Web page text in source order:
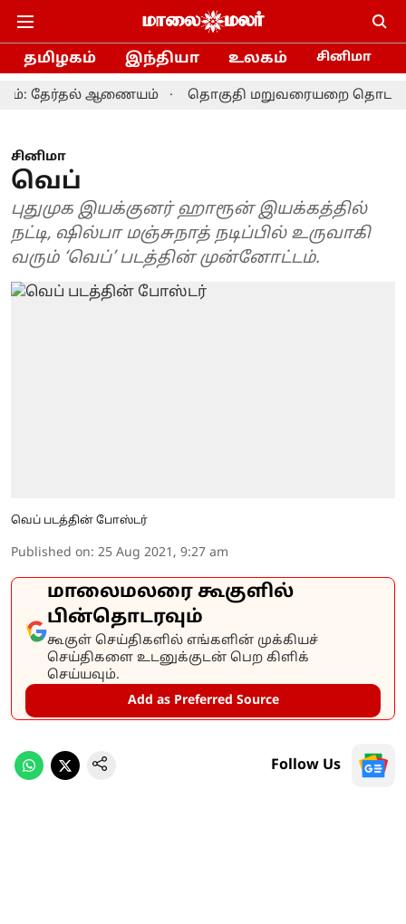
தமிழகம் இந்தியா உலகம் சினிமா
ஆணையம் தொகுதி மறுவரையறை தொடர்பான
சினிமா
வெப்
புதுமுக இயக்குனர் ஹாரூன் இயக்கத்தில்
நட்டி, ஷில்பா மஞ்சுநாத் நடிப்பில் உருவாகி
வரும் ‘வெப்’ படத்தின் முன்னோட்டம்.
வெப் படத்தின் போஸ்டர்
Published on: 25 Aug 2021, 9:27 am
மாலைமலரை கூகுளில்
பின்தொடரவும்
கூகுள் செய்திகளில் எங்களின் முக்கியச்
செய்திகளை உடனுக்குடன் பெற கிளிக்
செய்யவும்.
Add as Preferred Source
Follow Us